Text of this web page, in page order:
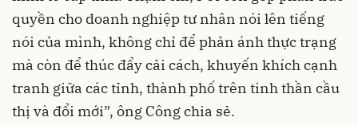
quyền cho doanh nghiệp tư nhân nói lên tiếng
nói của mình, không chỉ để phản ánh thực trạng
mà còn để thúc đẩy cải cách, khuyến khích cạnh
tranh giữa các tỉnh, thành phố trên tinh thần cầu
thị và đổi mới”, ông Công chia sẻ.